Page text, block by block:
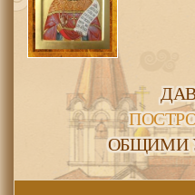
ОБЩИМИ